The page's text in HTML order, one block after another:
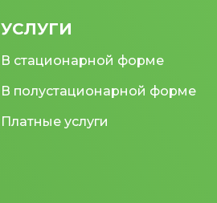
УСЛУГИ
В стационарной форме
В полустационарной форме
Платные услуги